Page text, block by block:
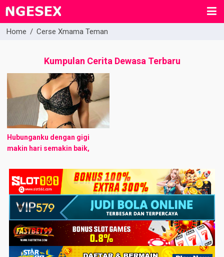
Home / Cerse Xmama Teman
Kumpulan Cerita Dewasa Terbaru
Hubunganku dengan gigi
makin hari semakin baik,
kami bisa dua sampai tiga kali
dalam seminggu melakukan
hubungan badan. Namun, aku
sedikit ...